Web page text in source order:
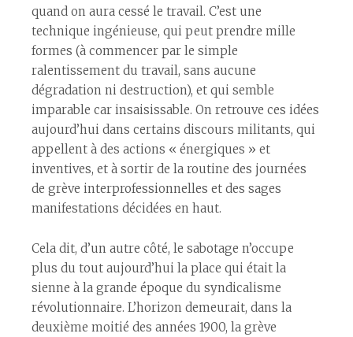
quand on aura cessé le travail. C’est une
technique ingénieuse, qui peut prendre mille
formes (à commencer par le simple
ralentissement du travail, sans aucune
dégradation ni destruction), et qui semble
imparable car insaisissable. On retrouve ces idées
aujourd’hui dans certains discours militants, qui
appellent à des actions « énergiques » et
inventives, et à sortir de la routine des journées
de grève interprofessionnelles et des sages
manifestations décidées en haut.
Cela dit, d’un autre côté, le sabotage n’occupe
plus du tout aujourd’hui la place qui était la
sienne à la grande époque du syndicalisme
révolutionnaire. L’horizon demeurait, dans la
deuxième moitié des années 1900, la grève